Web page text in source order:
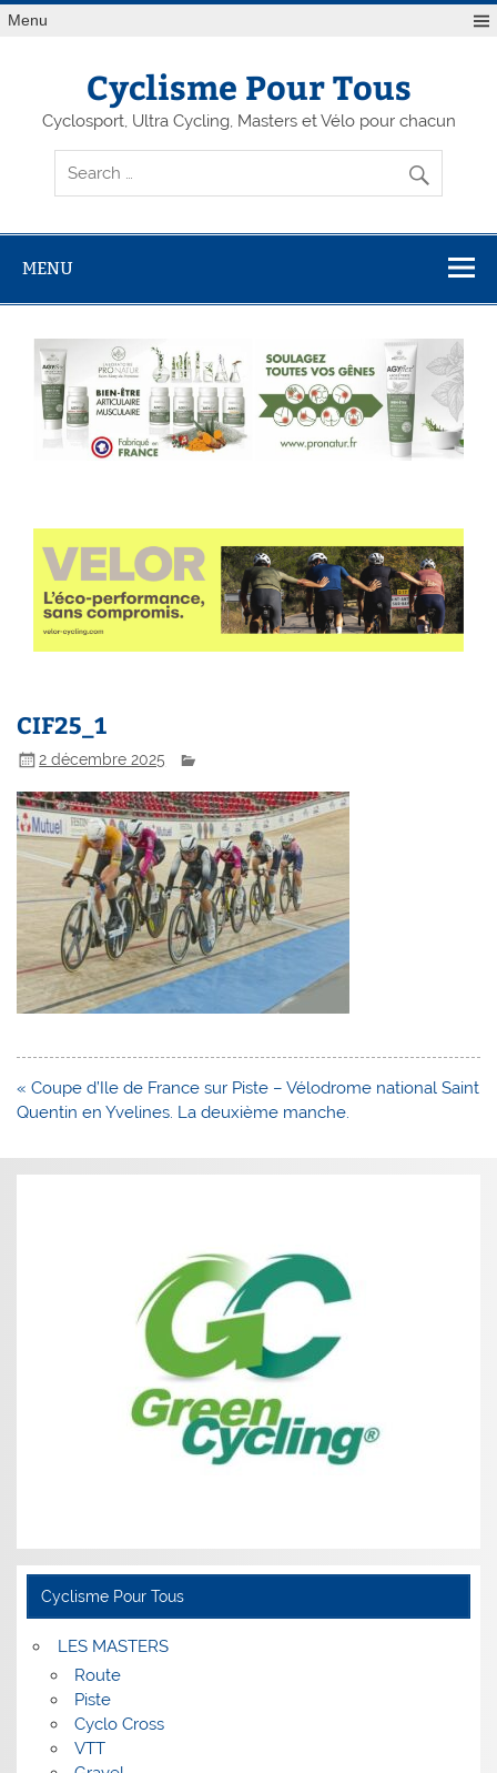
Menu
Cyclisme Pour Tous
Cyclosport, Ultra Cycling, Masters et Vélo pour chacun
MENU
CIF25_1
2 décembre 2025
Navigation
de
« Coupe d’Ile de France sur Piste – Vélodrome national Saint
Quentin en Yvelines. La deuxième manche.
Cyclisme Pour Tous
LES MASTERS
Route
Piste
Cyclo Cross
VTT